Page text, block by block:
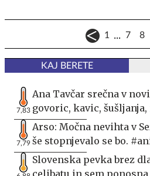
1 ... 7 8
KAJ BERETE
7,83
Ana Tavčar srečna v
govoric, kavic,
7,79
Arso: Močna nevihta v
še stopnjevalo se bo.
Slovenska pevka brez
celibatu in sem ponosna